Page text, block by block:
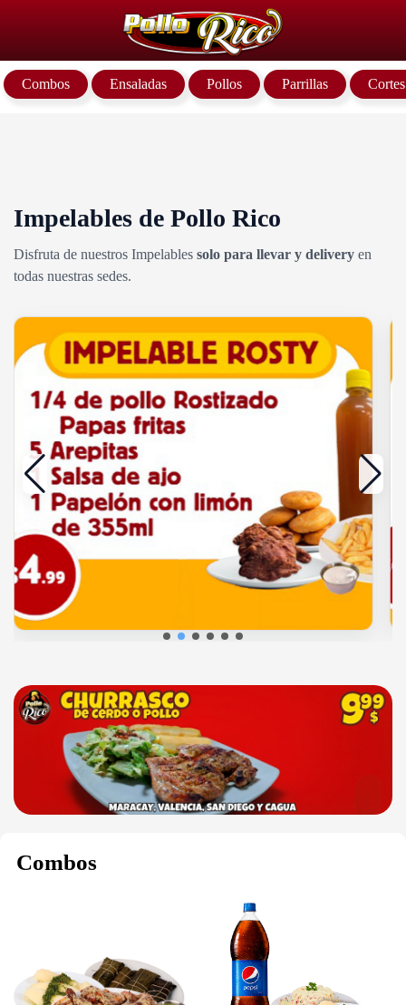
Combos Ensaladas Pollos Parrillas
Impelables de Pollo Rico
Disfruta de nuestros Impelables solo para llevar y delivery en
todas nuestras sedes.
Combos